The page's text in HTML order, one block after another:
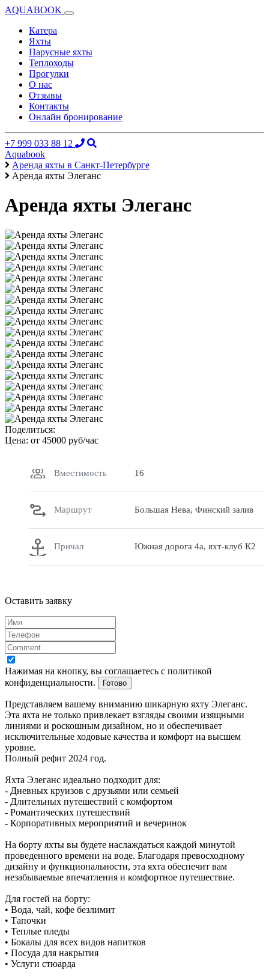
AQUABOOK
Катера
Яхты
Парусные яхты
Теплоходы
Прогулки
О нас
Отзывы
Контакты
Онлайн бронирование
+7 999 033 88 12
Aquabook
Аренда яхты в Санкт-Петербурге
Аренда яхты Элеганс
Аренда яхты Элеганс
Поделиться:
Цена: от 45000 руб/час
Вместимость 16
Маршрут Большая Нева, Финский залив
Причал Южная дорога 4а, яхт-клуб К2
Оставить заявку
Нажимая на кнопку, вы соглашаетесь с политикой
конфиденциальности.
Готово
Представляем вашему вниманию шикарную яхту Элеганс.
Эта яхта не только привлекает взгляды своими изящными
линиями и роскошным дизайном, но и обеспечивает
исключительные ходовые качества и комфорт на высшем
уровне.
Полный рефит 2024 год.
Яхта Элеганс идеально подходит для:
- Дневных круизов с друзьями или семьей
- Длительных путешествий с комфортом
- Романтических путешествий
- Корпоративных мероприятий и вечеринок
На борту яхты вы будете наслаждаться каждой минутой
проведенного времени на воде. Благодаря превосходному
дизайну и функциональности, эта яхта обеспечит вам
незабываемые впечатления и комфортное путешествие.
Для гостей на борту:
• Вода, чай, кофе безлимит
• Тапочки
• Теплые пледы
• Бокалы для всех видов напитков
• Посуда для накрытия
• Услуги стюарда